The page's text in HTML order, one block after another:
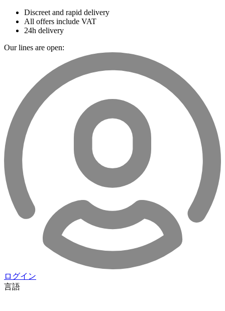
Discreet and rapid delivery
All offers include VAT
24h delivery
Our lines are open:
ログイン
言語